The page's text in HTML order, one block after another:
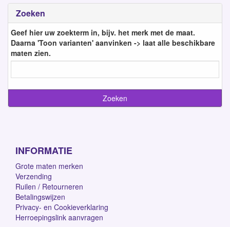
Zoeken
Geef hier uw zoekterm in, bijv. het merk met de maat.
Daarna 'Toon varianten' aanvinken -> laat alle beschikbare
maten zien.
INFORMATIE
Grote maten merken
Verzending
Ruilen / Retourneren
Betalingswijzen
Privacy- en Cookieverklaring
Herroepingslink aanvragen